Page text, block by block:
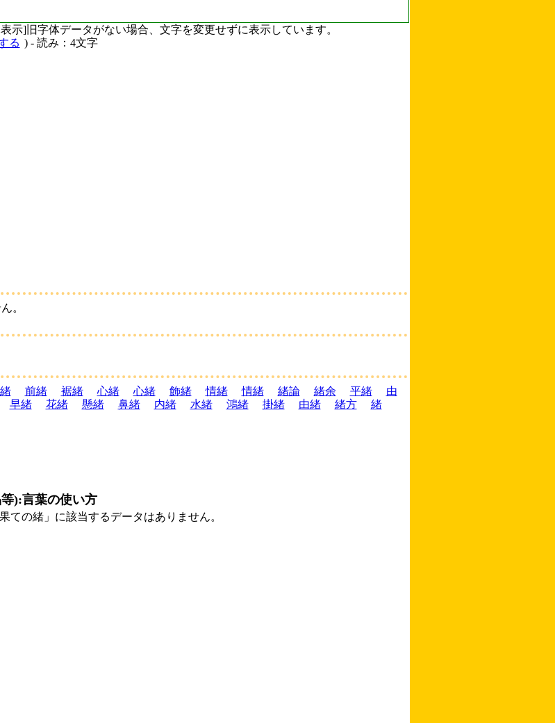
示]旧字体データがない場合、文字を変更せずに表示しています。
る ) - 読み：4文字
。
前緒 裾緒 心緒 心緒 飾緒 情緒 情緒 緒論 緒余 平緒
由
早緒 花緒 懸緒 鼻緒 内緒 水緒 鴻緒 掛緒 由緒 緒方
緒
):言葉の使い方
ての緒」に該当するデータはありません。